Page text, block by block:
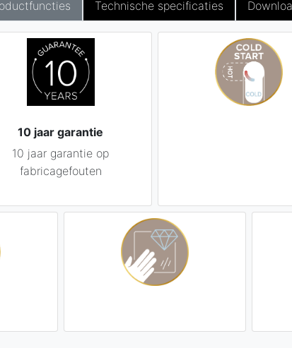
Technische specificaties
10 jaar garantie
10 jaar garantie op
fabricagefouten